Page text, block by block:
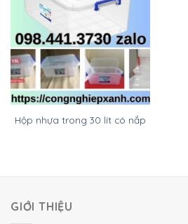
Hộp nhựa trong 30 lít có nắp
GIỚI THIỆU